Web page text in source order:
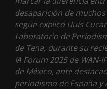
desaparición de
según explicó Lluís
Laboratorio de
de Tena, durante su
IA Forum 2025 de WAN-
de México, ante
periodismo de España y